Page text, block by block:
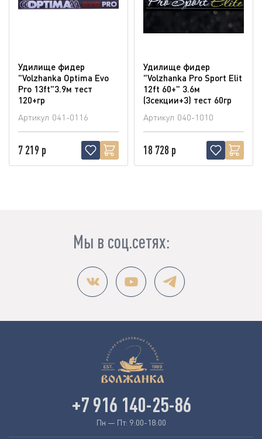
Удилище фидер
"Volzhanka Optima Evo
Pro 13ft"3.9м тест
120+гр
Артикул 041-0116
7 219 р
Удилище фидер
"Volzhanka Pro Sport Elit
12ft 60+" 3.6м
(3секции+3) тест 60гр
Артикул 040-1010
18 728 р
Мы в соц.сетях:
+7 916 140-25-86
Пн — Пт: 9:00-18:00